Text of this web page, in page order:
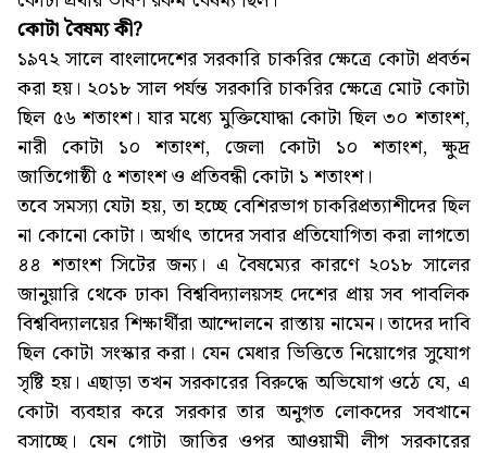
কোটা বৈষম্য কী?
১৯৭২ সালে বাংলাদেশের সরকারি চাকরির ক্ষেত্রে কোটা প্রবর্তন
করা হয়। ২০১৮ সাল পর্যন্ত সরকারি চাকরির ক্ষেত্রে মোট কোটা
ছিল ৫৬ শতাংশ। যার মধ্যে মুক্তিযোদ্ধা কোটা ছিল ৩০ শতাংশ,
নারী কোটা ১০ শতাংশ, জেলা কোটা ১০ শতাংশ, ক্ষুদ্র
জাতিগোষ্ঠী ৫ শতাংশ ও প্রতিবন্ধী কোটা ১ শতাংশ।
তবে সমস্যা যেটা হয়, তা হচ্ছে বেশিরভাগ চাকরিপ্রত্যাশীদের ছিল
না কোনো কোটা। অর্থাৎ তাদের সবার প্রতিযোগিতা করা লাগতো
৪৪ শতাংশ সিটের জন্য। এ বৈষম্যের কারণে ২০১৮ সালের
জানুয়ারি থেকে ঢাকা বিশ্ববিদ্যালয়সহ দেশের প্রায় সব পাবলিক
বিশ্ববিদ্যালয়ের শিক্ষার্থীরা আন্দোলনে রাস্তায় নামেন। তাদের দাবি
ছিল কোটা সংস্কার করা। যেন মেধার ভিত্তিতে নিয়োগের সুযোগ
সৃষ্টি হয়। এছাড়া তখন সরকারের বিরুদ্ধে অভিযোগ ওঠে যে, এ
কোটা ব্যবহার করে সরকার তার অনুগত লোকদের সবখানে
বসাচ্ছে। যেন গোটা জাতির ওপর আওয়ামী লীগ সরকারের